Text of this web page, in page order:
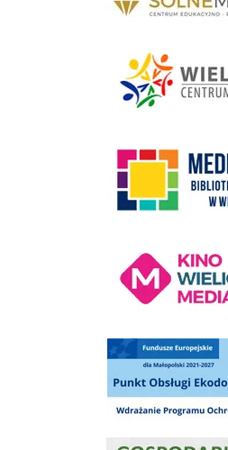
Punkt Obsługi Ekodoradcy
Gospodarka odpadami na